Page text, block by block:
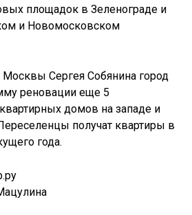
площадок в Зеленограде и
и Новомосковском
Сергея Собянина город
реновации еще 5
домов на западе и
получат квартиры в
года.